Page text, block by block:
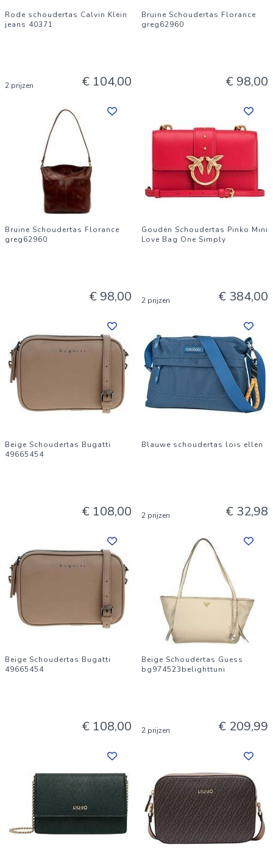
Rode schoudertas Calvin Klein
jeans 40371
2 prijzen € 104,00
Bruine Schoudertas Florance
greg62960
€ 98,00
Bruine Schoudertas Florance
greg62960
€ 98,00
Gouden Schoudertas Pinko Mini
Love Bag One Simply
2 prijzen € 384,00
Beige Schoudertas Bugatti
49665454
€ 108,00
Blauwe schoudertas lois ellen
2 prijzen € 32,98
Beige Schoudertas Bugatti
49665454
€ 108,00
Beige Schoudertas Guess
bg974523belighttuni
2 prijzen € 209,99